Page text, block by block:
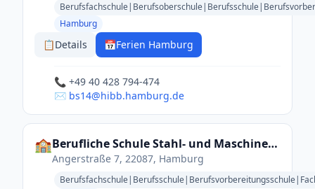
Hamburg
📋Details 📅Ferien Hamburg
📞 +49 40 428 794-474
✉️ bs14@hibb.hamburg.de
🏫 Berufliche Schule Stahl- und Maschinenbau
Angerstraße 7, 22087, Hamburg